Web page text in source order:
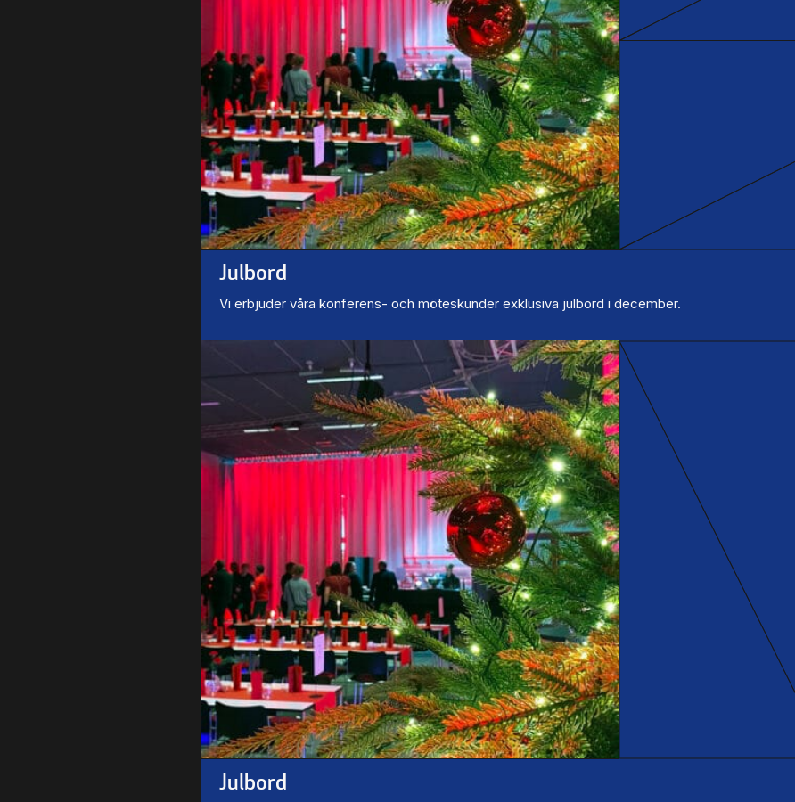
Julbord
Vi erbjuder våra konferens- och möteskunder exklusiva julbord i december.
Julbord